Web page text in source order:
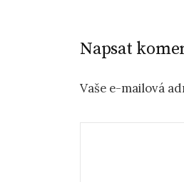
Napsat
Vaše e-mailová